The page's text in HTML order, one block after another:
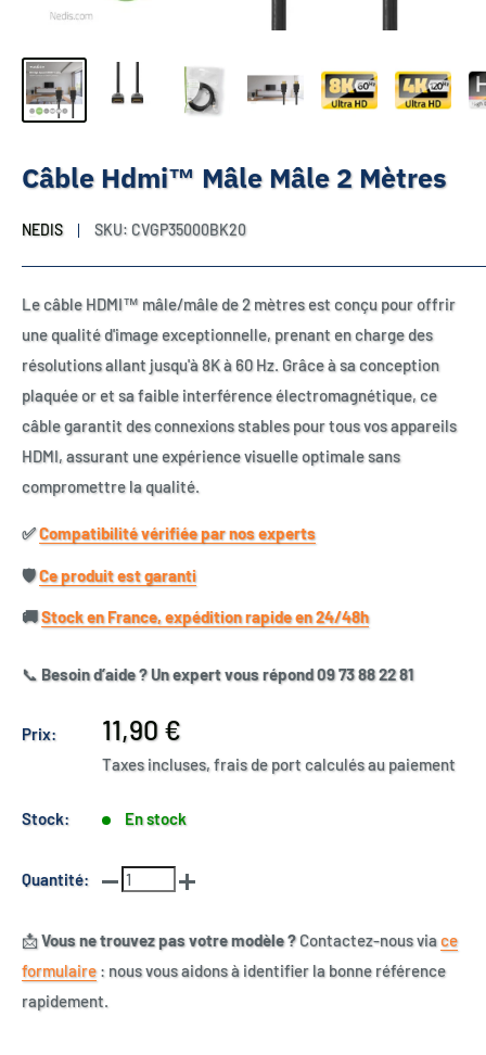
Câble Hdmi™ Mâle Mâle 2 Mètres
NEDIS SKU: CVGP35000BK20
Le câble HDMI™ mâle/mâle de 2 mètres est conçu pour offrir
une qualité d'image exceptionnelle, prenant en charge des
résolutions allant jusqu'à 8K à 60 Hz. Grâce à sa conception
plaquée or et sa faible interférence électromagnétique, ce
câble garantit des connexions stables pour tous vos appareils
HDMI, assurant une expérience visuelle optimale sans
compromettre la qualité.
✅​Compatibilité vérifiée par nos experts
🛡️​Ce produit est garanti
🚚​Stock en France, expédition rapide en 24/48h
📞 Besoin d’aide ? Un expert vous répond 09 73 88 22 81
Prix:
Prix
réduit
11,90 €
Taxes incluses, frais de port calculés au paiement
Stock: En stock
Quantité:
📩Vous ne trouvez pas votre modèle ?Contactez-nous viace
formulaire : nous vous aidons à identifier la bonne référence
rapidement.